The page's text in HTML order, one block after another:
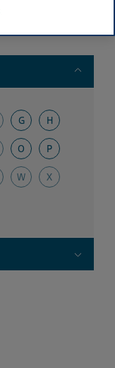
Toggle
G H
O P
W X
Toggle